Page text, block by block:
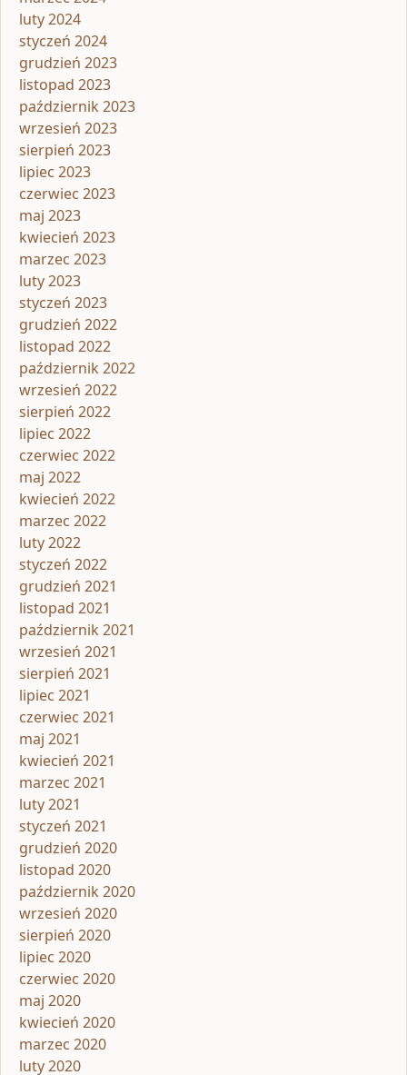
luty 2024
styczeń 2024
grudzień 2023
listopad 2023
październik 2023
wrzesień 2023
sierpień 2023
lipiec 2023
czerwiec 2023
maj 2023
kwiecień 2023
marzec 2023
luty 2023
styczeń 2023
grudzień 2022
listopad 2022
październik 2022
wrzesień 2022
sierpień 2022
lipiec 2022
czerwiec 2022
maj 2022
kwiecień 2022
marzec 2022
luty 2022
styczeń 2022
grudzień 2021
listopad 2021
październik 2021
wrzesień 2021
sierpień 2021
lipiec 2021
czerwiec 2021
maj 2021
kwiecień 2021
marzec 2021
luty 2021
styczeń 2021
grudzień 2020
listopad 2020
październik 2020
wrzesień 2020
sierpień 2020
lipiec 2020
czerwiec 2020
maj 2020
kwiecień 2020
marzec 2020
luty 2020